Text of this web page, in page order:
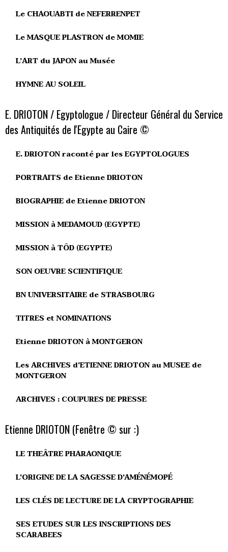
Le CHAOUABTI de NEFERRENPET
Le MASQUE PLASTRON de MOMIE
L’ART du JAPON au Musée
HYMNE AU SOLEIL
E. DRIOTON / Egyptologue / Directeur Général du Service
des Antiquités de l'Egypte au Caire ©
E. DRIOTON raconté par les EGYPTOLOGUES
PORTRAITS de Etienne DRIOTON
BIOGRAPHIE de Etienne DRIOTON
MISSION à MEDAMOUD (EGYPTE)
MISSION à TÔD (EGYPTE)
SON OEUVRE SCIENTIFIQUE
BN UNIVERSITAIRE de STRASBOURG
TITRES et NOMINATIONS
Etienne DRIOTON à MONTGERON
Les ARCHIVES d'ETIENNE DRIOTON au MUSEE de
MONTGERON
ARCHIVES : COUPURES DE PRESSE
Etienne DRIOTON (Fenêtre © sur :)
LE THEÂTRE PHARAONIQUE
L'ORIGINE DE LA SAGESSE D'AMÉNÉMOPÉ
LES CLÉS DE LECTURE DE LA CRYPTOGRAPHIE
SES ETUDES SUR LES INSCRIPTIONS DES
SCARABEES